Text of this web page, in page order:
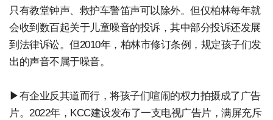
只有教堂钟声、救护车警笛声可以除外。但仅柏林每年就
会收到数百起关于儿童噪音的投诉，其中部分投诉还发展
到法律诉讼。但2010年，柏林市修订条例，规定孩子们发
出的声音不属于噪音。
▶有企业反其道而行，将孩子们喧闹的权力拍摄成了广告
片。2022年，KCC建设发布了一支电视广告片，满屏充斥